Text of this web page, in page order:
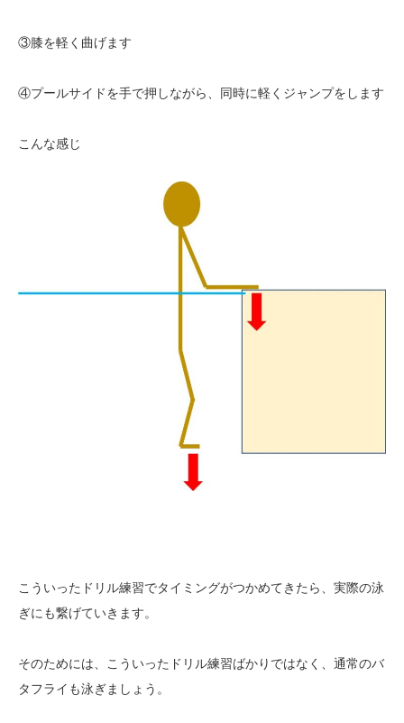
③膝を軽く曲げます
④プールサイドを手で押しながら、同時に軽くジャンプをします
こんな感じ
こういったドリル練習でタイミングがつかめてきたら、実際の泳
ぎにも繋げていきます。
そのためには、こういったドリル練習ばかりではなく、通常のバ
タフライも泳ぎましょう。